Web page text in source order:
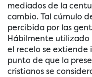
mediados de la
cambio. Tal cúmulo
percibida por las
Hábilmente utilizado
el recelo se extiende
punto de que la
cristianos se